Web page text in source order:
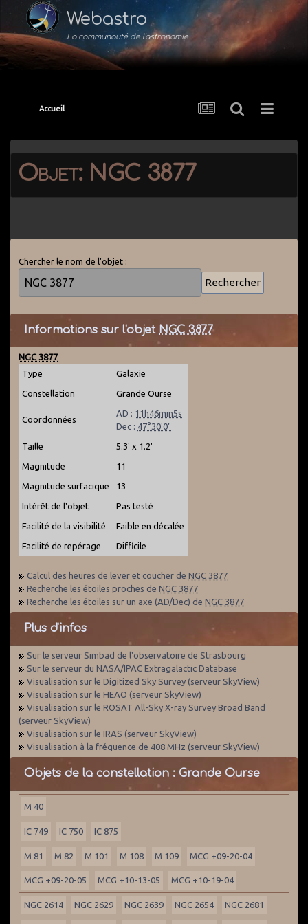
Webastro
La communauté de l'astronomie
Accueil
Objet: NGC 3877
Chercher le nom de l'objet :
Informations sur l'objet NGC 3877
NGC 3877
Type
Galaxie
Constellation Grande Ourse
Coordonnées
AD : 11h46min5s
Dec : 47°30'0"
Taille 5.3' x 1.2'
Magnitude 11
Magnitude surfacique 13
Intérêt de l'objet Pas testé
Facilité de la visibilité Faible en décalée
Facilité de repérage Difficile
Calcul des heures de lever et coucher de NGC 3877
Recherche les étoiles proches de NGC 3877
Recherche les étoiles sur un axe (AD/Dec) de NGC 3877
Plus d'infos
Sur le serveur Simbad de l'observatoire de Strasbourg
Sur le serveur du NASA/IPAC Extragalactic Database
Visualisation sur le Digitized Sky Survey (serveur SkyView)
Visualisation sur le HEAO (serveur SkyView)
Visualisation sur le ROSAT All-Sky X-ray Survey Broad Band
(serveur SkyView)
Visualisation sur le IRAS (serveur SkyView)
Visualisation à la fréquence de 408 MHz (serveur SkyView)
Objets de la constellation : Grande Ourse
M 40
IC 749 IC 750 IC 875
M 81 M 82 M 101 M 108 M 109 MCG +09-20-04
MCG +09-20-05 MCG +10-13-05 MCG +10-19-04
NGC 2614 NGC 2629 NGC 2639 NGC 2654 NGC 2681